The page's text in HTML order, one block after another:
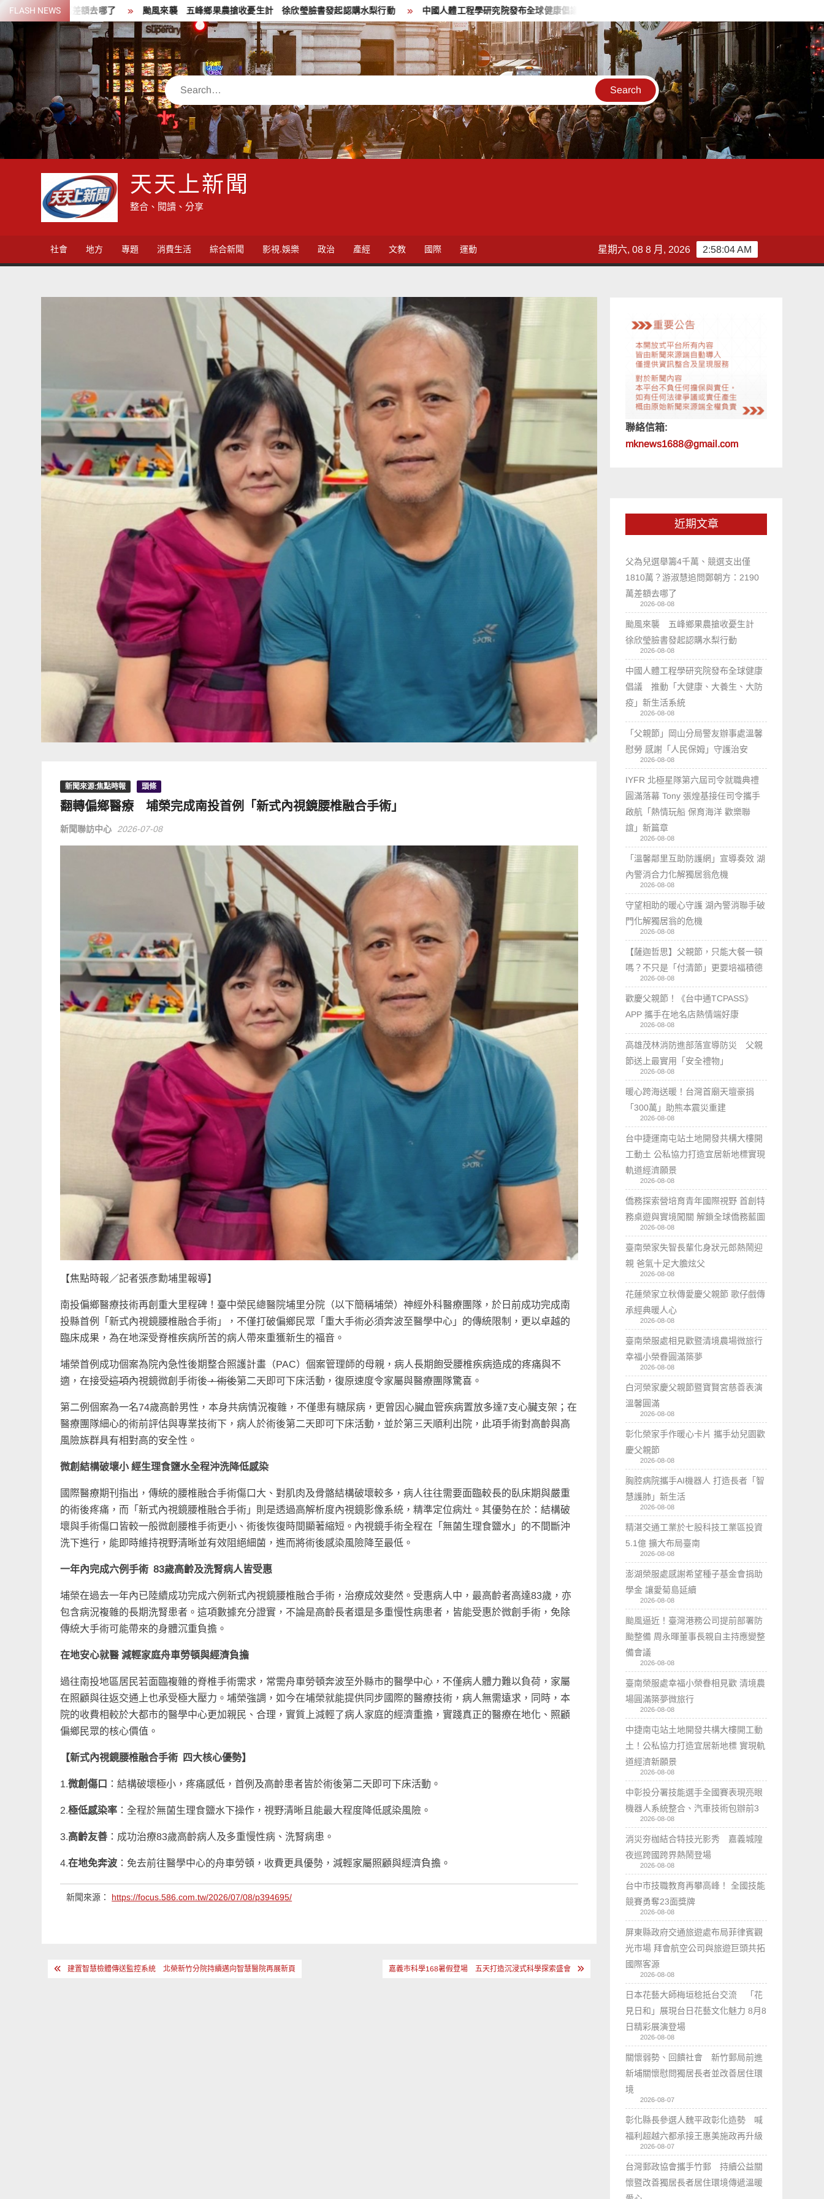
Skip
to
content
FLASH NEWS
差額去哪了 颱風來襲 五峰鄉果農搶收憂生計 徐欣瑩臉書發起認購水梨行動 中國人體工程學研究院發布全球健康倡議 推動「大健康、大養生、大防疫」新生活系統
Search
天天上新聞
整合、閱讀、分享
社會 地方 專題 消費生活 綜合新聞 影視.娛樂 政治 產經 文教 國際 運動 2:58:05 AM
星期六, 08 8 月, 2026
新聞來源:焦點時報 頭條
翻轉偏鄉醫療 埔榮完成南投首例「新式內視鏡腰椎融合手術」
新聞聯訪中心 2026-07-08
【焦點時報／記者張彥勳埔里報導】
南投偏鄉醫療技術再創重大里程碑！臺中榮民總醫院埔里分院（以下簡稱埔榮）神經外科醫療團隊，於日前成功完成南
投縣首例「新式內視鏡腰椎融合手術」，不僅打破偏鄉民眾「重大手術必須奔波至醫學中心」的傳統限制，更以卓越的
臨床成果，為在地深受脊椎疾病所苦的病人帶來重獲新生的福音。
埔榮首例成功個案為院內急性後期整合照護計畫（PAC）個案管理師的母親，病人長期飽受腰椎疾病造成的疼痛與不
適，在接受這項內視鏡微創手術後，術後第二天即可下床活動，復原速度令家屬與醫療團隊驚喜。
第二例個案為一名74歲高齡男性，本身共病情況複雜，不僅患有糖尿病，更曾因心臟血管疾病置放多達7支心臟支架；在
醫療團隊細心的術前評估與專業技術下，病人於術後第二天即可下床活動，並於第三天順利出院，此項手術對高齡與高
風險族群具有相對高的安全性。
微創結構破壞小 經生理食鹽水全程沖洗降低感染
國際醫療期刊指出，傳統的腰椎融合手術傷口大、對肌肉及骨骼結構破壞較多，病人往往需要面臨較長的臥床期與嚴重
的術後疼痛，而「新式內視鏡腰椎融合手術」則是透過高解析度內視鏡影像系統，精準定位病灶。其優勢在於：結構破
壞與手術傷口皆較一般微創腰椎手術更小、術後恢復時間顯著縮短。內視鏡手術全程在「無菌生理食鹽水」的不間斷沖
洗下進行，能即時維持視野清晰並有效阻絕細菌，進而將術後感染風險降至最低。
一年內完成六例手術 83歲高齡及洗腎病人皆受惠
埔榮在過去一年內已陸續成功完成六例新式內視鏡腰椎融合手術，治療成效斐然。受惠病人中，最高齡者高達83歲，亦
包含病況複雜的長期洗腎患者。這項數據充分證實，不論是高齡長者還是多重慢性病患者，皆能受惠於微創手術，免除
傳統大手術可能帶來的身體沉重負擔。
在地安心就醫 減輕家庭舟車勞頓與經濟負擔
過往南投地區居民若面臨複雜的脊椎手術需求，常需舟車勞頓奔波至外縣市的醫學中心，不僅病人體力難以負荷，家屬
在照顧與往返交通上也承受極大壓力。埔榮強調，如今在埔榮就能提供同步國際的醫療技術，病人無需遠求，同時，本
院的收費相較於大都市的醫學中心更加親民、合理，實質上減輕了病人家庭的經濟重擔，實踐真正的醫療在地化、照顧
偏鄉民眾的核心價值。
【新式內視鏡腰椎融合手術 四大核心優勢】
1.微創傷口 ：結構破壞極小，疼痛感低，首例及高齡患者皆於術後第二天即可下床活動。
2.極低感染率 ：全程於無菌生理食鹽水下操作，視野清晰且能最大程度降低感染風險。
3.高齡友善 ：成功治療83歲高齡病人及多重慢性病、洗腎病患。
4.在地免奔波 ：免去前往醫學中心的舟車勞頓，收費更具優勢，減輕家屬照顧與經濟負擔。
新聞來源： https://focus.586.com.tw/2026/07/08/p394695/
文 建置智慧檢體傳送監控系統 北榮新竹分院持續邁向智慧醫院再展新頁 嘉義市科學168暑假登場 五天打造沉浸式科學探索盛會
聯絡信箱:
mknews1688@gmail.com
近期文章
父為兒選舉籌4千萬、競選支出僅
1810萬？游淑慧追問鄭朝方：2190
萬差額去哪了
2026-08-08
颱風來襲 五峰鄉果農搶收憂生計
徐欣瑩臉書發起認購水梨行動
2026-08-08
中國人體工程學研究院發布全球健康
倡議 推動「大健康、大養生、大防
疫」新生活系統
2026-08-08
「父親節」岡山分局警友辦事處溫馨
慰勞 感謝「人民保姆」守護治安
2026-08-08
IYFR 北極星隊第六屆司令就職典禮
圓滿落幕 Tony 張煌基接任司令攜手
啟航「熱情玩船 保育海洋 歡樂聯
誼」新篇章
2026-08-08
「溫馨鄰里互助防護網」宣導奏效 湖
內警消合力化解獨居翁危機
2026-08-08
守望相助的暖心守護 湖內警消聯手破
門化解獨居翁的危機
2026-08-08
【薩迦哲思】父親節，只能大餐一頓
嗎？不只是「付清節」更要培福積德
2026-08-08
歡慶父親節！《台中通TCPASS》
APP 攜手在地名店熱情端好康
2026-08-08
高雄茂林消防進部落宣導防災 父親
節送上最實用「安全禮物」
2026-08-08
暖心跨海送暖！台灣首廟天壇豪捐
「300萬」助熊本震災重建
2026-08-08
台中捷運南屯站土地開發共構大樓開
工動土 公私協力打造宜居新地標實現
軌道經濟願景
2026-08-08
僑務探索營培育青年國際視野 首創特
務桌遊與實境闖關 解鎖全球僑務藍圖
2026-08-08
臺南榮家失智長輩化身狀元郎熱鬧迎
親 爸氣十足大膽炫父
2026-08-08
花蓮榮家立秋傳愛慶父親節 歌仔戲傳
承經典暖人心
2026-08-08
臺南榮服處相見歡暨清境農場微旅行
幸福小榮眷圓滿築夢
2026-08-08
白河榮家慶父親節暨寶賢宮慈善表演
溫馨圓滿
2026-08-08
彰化榮家手作暖心卡片 攜手幼兒園歡
慶父親節
2026-08-08
胸腔病院攜手AI機器人 打造長者「智
慧護肺」新生活
2026-08-08
精湛交通工業於七股科技工業區投資
5.1億 擴大布局臺南
2026-08-08
澎湖榮服處感謝希望種子基金會捐助
學金 讓愛菊島延續
2026-08-08
颱風逼近！臺灣港務公司提前部署防
颱整備 周永暉董事長親自主持應變整
備會議
2026-08-08
臺南榮服處幸福小榮眷相見歡 清境農
場圓滿築夢微旅行
2026-08-08
中捷南屯站土地開發共構大樓開工動
土！公私協力打造宜居新地標 實現軌
道經濟新願景
2026-08-08
中彰投分署技能選手全國賽表現亮眼
機器人系統整合、汽車技術包辦前3
2026-08-08
消災夯枷結合特技光影秀 嘉義城隍
夜巡跨國跨界熱鬧登場
2026-08-08
台中市技職教育再攀高峰！ 全國技能
競賽勇奪23面獎牌
2026-08-08
屏東縣政府交通旅遊處布局菲律賓觀
光市場 拜會航空公司與旅遊巨頭共拓
國際客源
2026-08-08
日本花藝大師梅垣稔抵台交流 「花
見日和」展現台日花藝文化魅力 8月8
日精彩展演登場
2026-08-08
關懷弱勢、回饋社會 新竹郵局前進
新埔關懷慰問獨居長者並改善居住環
境
2026-08-07
彰化縣長參選人魏平政彰化造勢 喊
福利超越六都承接王惠美施政再升級
2026-08-07
台灣郵政協會攜手竹郵 持續公益關
懷暨改善獨居長者居住環境傳遞溫暖